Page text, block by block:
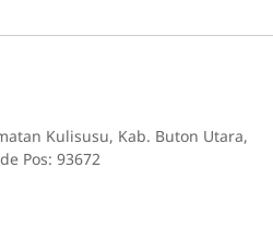
Kulisusu, Kab. Buton Utara,
Pos: 93672